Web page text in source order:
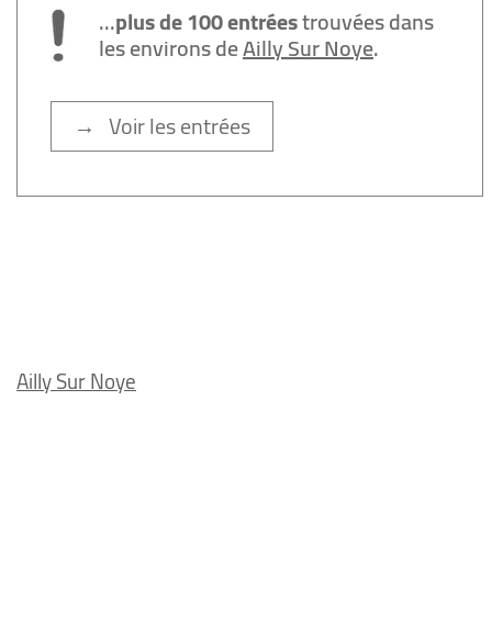
...plus de 100 entréestrouvées dans
les environs deAilly Sur Noye.
→ Voir les entrées
Ailly Sur Noye